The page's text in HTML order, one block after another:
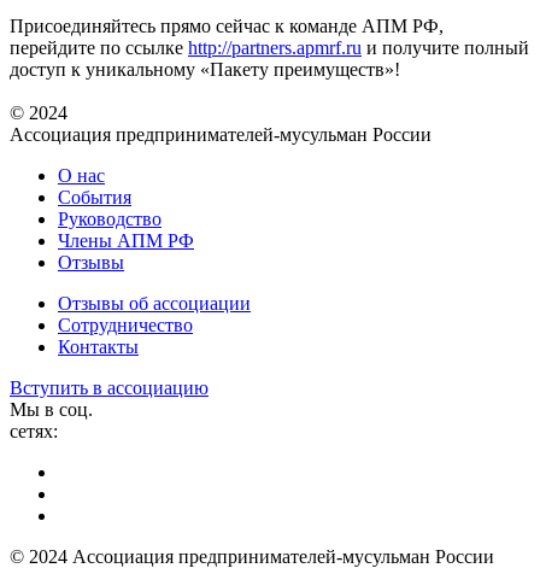
Присоединяйтесь прямо сейчас к команде АПМ РФ,
перейдите по ссылке http://partners.apmrf.ru и получите полный
доступ к уникальному «Пакету преимуществ»!
© 2024
Ассоциация предпринимателей-мусульман России
О нас
События
Руководство
Члены АПМ РФ
Отзывы
Отзывы об ассоциации
Сотрудничество
Контакты
Вступить в ассоциацию
Мы в соц.
сетях:
© 2024 Ассоциация предпринимателей-мусульман России